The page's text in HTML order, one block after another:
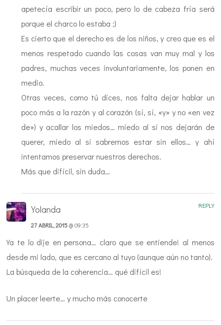
apetecía escribir un poco, pero lo de cabeza fría será
porque el charco lo estaba ;)
Es cierto que el derecho es de los niños, y creo que es el
menos respetado cuando las cosas van muy mal y los
padres, muchas veces involuntariamente, los ponen en
medio.
Otras veces, como tú dices, nos falta dejar hablar un
poco más a la razón y al corazón (sí, sí, «y» y no «en vez
de») y acallar los miedos… miedo al si nos dejarán de
querer, miedo al si sabremos estar sin ellos… y ahí
intentamos preservar nuestros derechos.
Más que difícil, sin duda…
Yolanda
27 ABRIL, 2015@ 09:35
Ya te lo dije en persona… claro que se entiende! al menos
desde mi lado, que es cercano al tuyo (aunque aún no tanto).
La búsqueda de la coherencia… qué difícil es!
Un placer leerte… y mucho más conocerte
REPLY